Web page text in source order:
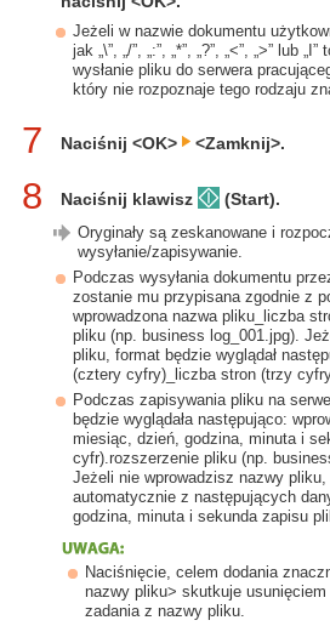
Jeżeli w nazwie dokumentu
jak „\”, „/”, „:”, „*”, „?”, „<”, „>” lub
wysłanie pliku do serwera
który nie rozpoznaje tego rodzaju
7 Naciśnij <OK> <Zamknij>.
8 Naciśnij klawisz (Start).
Oryginały są zeskanowane i
wysyłanie/zapisywanie.
Podczas wysyłania dokumentu
zostanie mu przypisana zgodnie z
wprowadzona nazwa pliku_liczba
pliku (np. business log_001.jpg).
pliku, format będzie wyglądał
(cztery cyfry)_liczba stron (trzy
Podczas zapisywania pliku na
będzie wyglądała następująco:
miesiąc, dzień, godzina, minuta i
cyfr).rozszerzenie pliku (np.
Jeżeli nie wprowadzisz nazwy
automatycznie z następujących
godzina, minuta i sekunda zapisu
Naciśnięcie, celem dodania
nazwy pliku> skutkuje
zadania z nazwy pliku.